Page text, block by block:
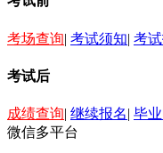
考场查询| 考试须知| 考
考试后
成绩查询| 继续报名| 毕
微信多平台